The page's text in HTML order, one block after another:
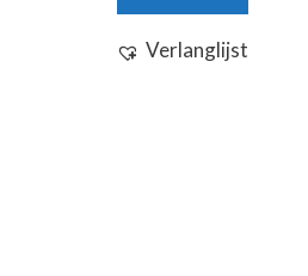
Verlanglijst